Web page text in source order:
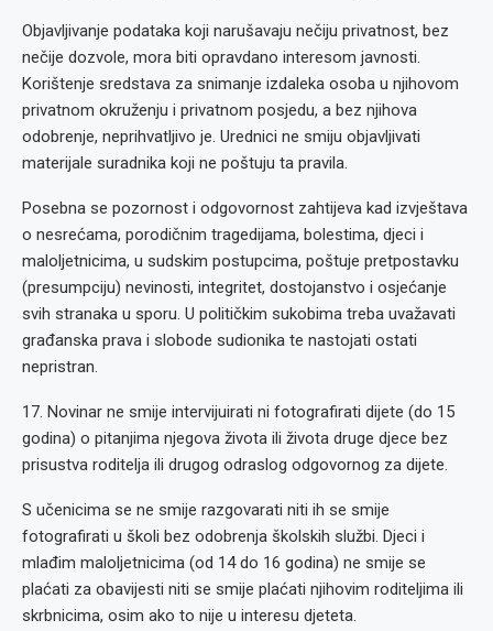
Objavljivanje podataka koji narušavaju nečiju privatnost, bez
nečije dozvole, mora biti opravdano interesom javnosti.
Korištenje sredstava za snimanje izdaleka osoba u njihovom
privatnom okruženju i privatnom posjedu, a bez njihova
odobrenje, neprihvatljivo je. Urednici ne smiju objavljivati
materijale suradnika koji ne poštuju ta pravila.
Posebna se pozornost i odgovornost zahtijeva kad izvještava
o nesrećama, porodičnim tragedijama, bolestima, djeci i
maloljetnicima, u sudskim postupcima, poštuje pretpostavku
(presumpciju) nevinosti, integritet, dostojanstvo i osjećanje
svih stranaka u sporu. U političkim sukobima treba uvažavati
građanska prava i slobode sudionika te nastojati ostati
nepristran.
17. Novinar ne smije intervijuirati ni fotografirati dijete (do 15
godina) o pitanjima njegova života ili života druge djece bez
prisustva roditelja ili drugog odraslog odgovornog za dijete.
S učenicima se ne smije razgovarati niti ih se smije
fotografirati u školi bez odobrenja školskih službi. Djeci i
mlađim maloljetnicima (od 14 do 16 godina) ne smije se
plaćati za obavijesti niti se smije plaćati njihovim roditeljima ili
skrbnicima, osim ako to nije u interesu djeteta.